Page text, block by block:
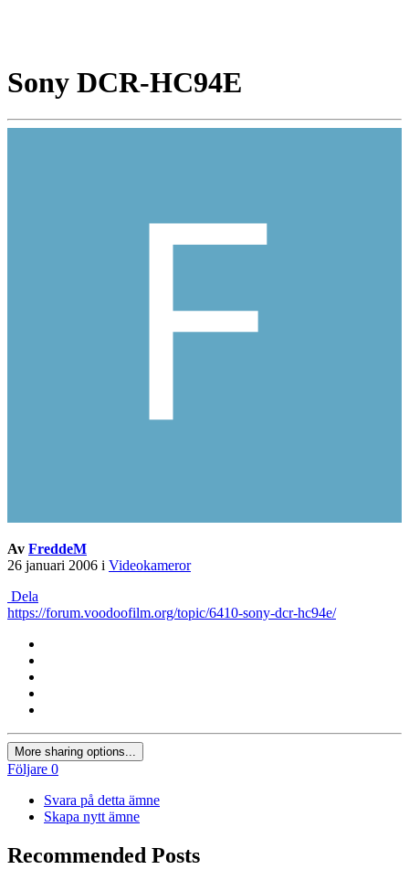
Sony DCR-HC94E
Av FreddeM
26 januari 2006 i Videokameror
Dela
https://forum.voodoofilm.org/topic/6410-sony-dcr-hc94e/
More sharing options...
Följare 0
Svara på detta ämne
Skapa nytt ämne
Recommended Posts